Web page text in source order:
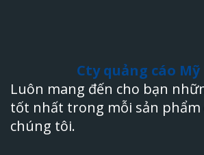
Cty quảng cáo Mỹ
Luôn mang đến cho bạn
tốt nhất trong mỗi sản phẩm
chúng tôi.